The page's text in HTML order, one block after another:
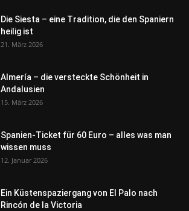
Die Siesta – eine Tradition, die den Spaniern
heilig ist
21. März 2026
Almería – die versteckte Schönheit in
Andalusien
15. März 2026
Spanien-Ticket für 60 Euro – alles was man
wissen muss
12. Januar 2026
Ein Küstenspaziergang von El Palo nach
Rincón de la Victoria